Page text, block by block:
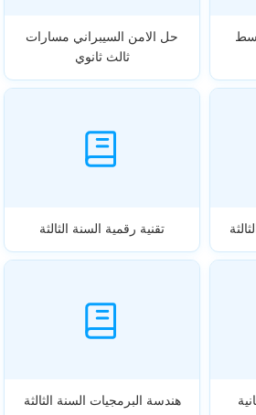
حل الامن السيبراني مسارات
ثالث ثانوي
تقنية رقمية السنة الثالثة
هندسة البرمجيات السنة الثالثة